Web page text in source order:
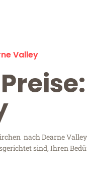
Valley
nach Dearne
sind, Ihren